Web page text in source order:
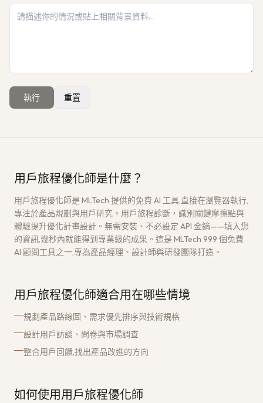
執行 重置
用戶旅程優化師是什麼？
用戶旅程優化師是 MLTech 提供的免費 AI 工具,直接在瀏覽器執行,
專注於產品規劃與用戶研究。用戶旅程診斷，識別關鍵摩擦點與
體驗提升優化計畫設計。無需安裝、不必設定 API 金鑰——填入您
的資訊,幾秒內就能得到專業級的成果。這是 MLTech 999 個免費
AI 顧問工具之一,專為產品經理、設計師與研發團隊打造。
用戶旅程優化師適合用在哪些情境
規劃產品路線圖、需求優先排序與技術規格
設計用戶訪談、問卷與市場調查
整合用戶回饋,找出產品改進的方向
如何使用用戶旅程優化師